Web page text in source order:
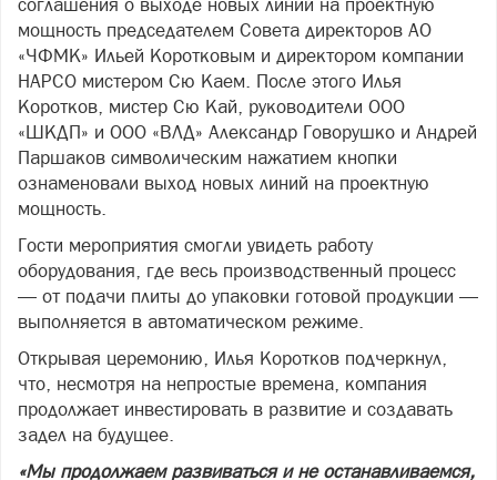
соглашения о выходе новых линий на проектную
мощность председателем Совета директоров АО
«ЧФМК» Ильей Коротковым и директором компании
HAPCO мистером Сю Каем. После этого Илья
Коротков, мистер Сю Кай, руководители ООО
«ШКДП» и ООО «ВЛД» Александр Говорушко и Андрей
Паршаков символическим нажатием кнопки
ознаменовали выход новых линий на проектную
мощность.
Гости мероприятия смогли увидеть работу
оборудования, где весь производственный процесс
— от подачи плиты до упаковки готовой продукции —
выполняется в автоматическом режиме.
Открывая церемонию, Илья Коротков подчеркнул,
что, несмотря на непростые времена, компания
продолжает инвестировать в развитие и создавать
задел на будущее.
«Мы продолжаем развиваться и не останавливаемся,